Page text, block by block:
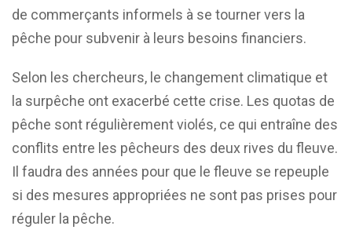
de commerçants informels à se tourner vers la
pêche pour subvenir à leurs besoins financiers.
Selon les chercheurs, le changement climatique et
la surpêche ont exacerbé cette crise. Les quotas de
pêche sont régulièrement violés, ce qui entraîne des
conflits entre les pêcheurs des deux rives du fleuve.
Il faudra des années pour que le fleuve se repeuple
si des mesures appropriées ne sont pas prises pour
réguler la pêche.